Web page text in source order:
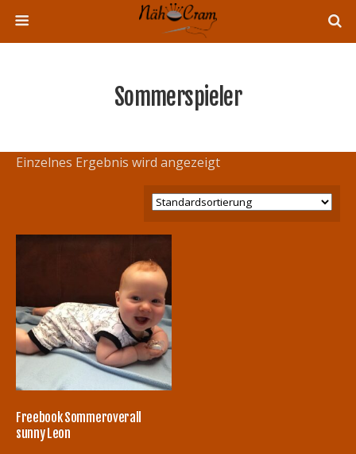
Sommerspieler
Einzelnes Ergebnis wird angezeigt
Freebook Sommeroverall
sunny Leon